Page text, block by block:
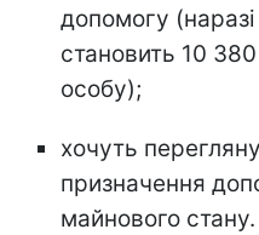
допомогу
становить 10
особу);
хочуть
призначення
майнового стану.